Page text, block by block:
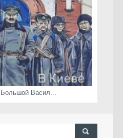
Васил...